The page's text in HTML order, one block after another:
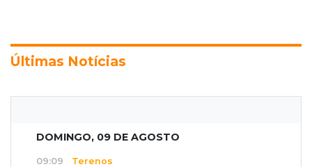
Últimas Notícias
DOMINGO, 09 DE AGOSTO
09:09 Terenos